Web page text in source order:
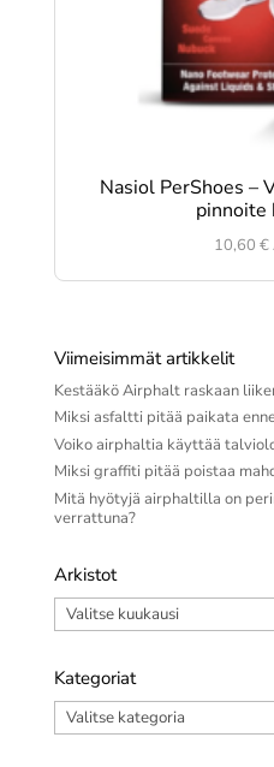
Nasiol PerShoes –
pinnoite
10,60 €
Viimeisimmät artikkelit
Kestääkö Airphalt raskaan
Miksi asfaltti pitää paikata
Voiko airphaltia käyttää
Miksi graffiti pitää poistaa
Mitä hyötyjä airphaltilla on
verrattuna?
Arkistot
Arkistot
Kategoriat
Kategoriat